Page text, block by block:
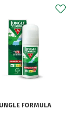
FORMULA